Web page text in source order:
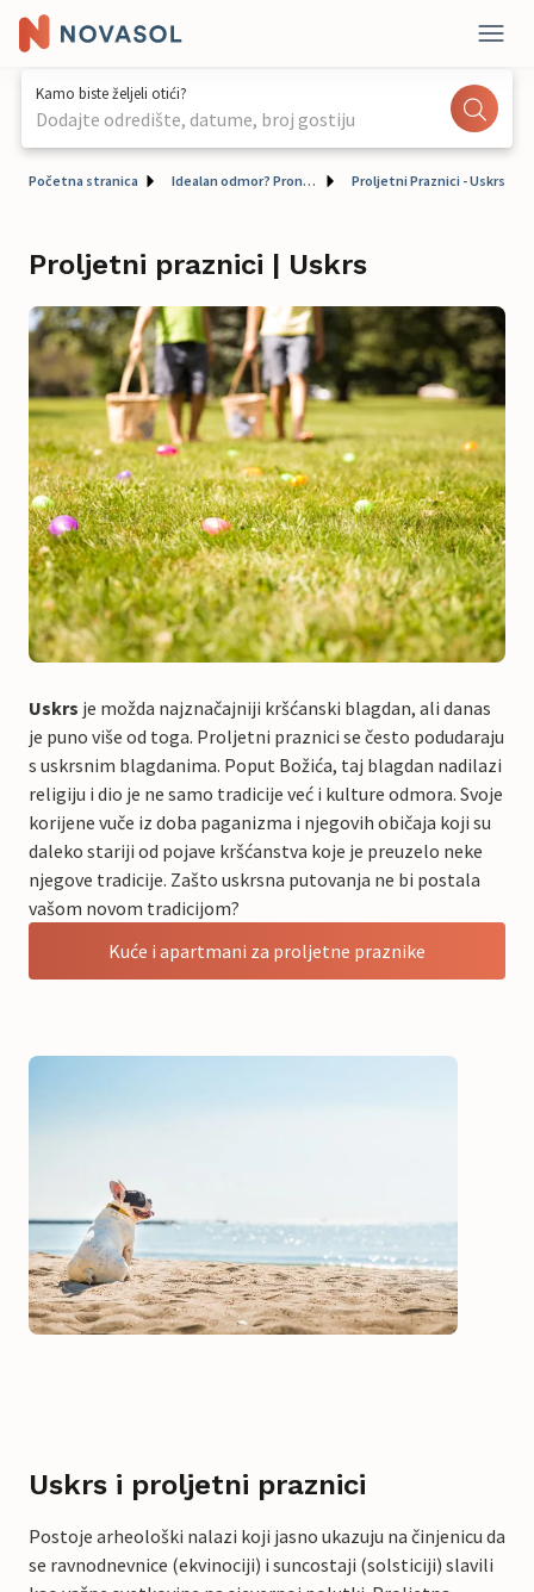
Kamo biste željeli otići?
Dodajte odredište, datume, broj gostiju
Početna stranica Idealan odmor? Pronađite ga ovdje! Proljetni Praznici - Uskrs
Proljetni praznici | Uskrs
Uskrs je možda najznačajniji kršćanski blagdan, ali danas
je puno više od toga. Proljetni praznici se često podudaraju
s uskrsnim blagdanima. Poput Božića, taj blagdan nadilazi
religiju i dio je ne samo tradicije već i kulture odmora. Svoje
korijene vuče iz doba paganizma i njegovih običaja koji su
daleko stariji od pojave kršćanstva koje je preuzelo neke
njegove tradicije. Zašto uskrsna putovanja ne bi postala
vašom novom tradicijom?
Kuće i apartmani za proljetne praznike
Uskrs i proljetni praznici
Postoje arheološki nalazi koji jasno ukazuju na činjenicu da
se ravnodnevnice (ekvinociji) i suncostaji (solsticiji) slavili